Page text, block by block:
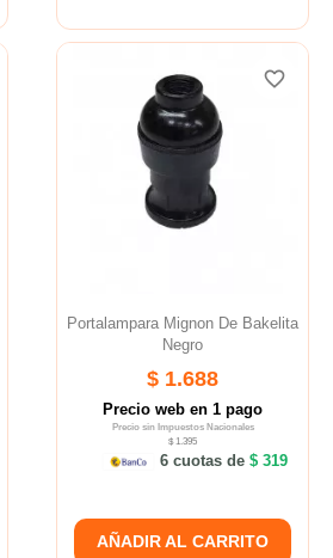
Portalampara Mignon De Bakelita
Negro
$ 1.688
Precio web en 1 pago
Precio sin Impuestos Nacionales
$ 1.395
6 cuotas de $ 319
AÑADIR AL CARRITO
favorite_border
favorite_border
favorite_border